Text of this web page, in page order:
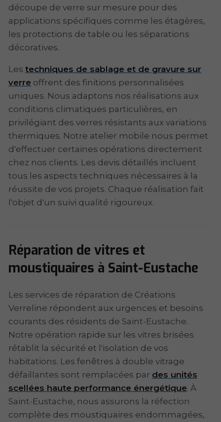
découpe de verre sur mesure pour des
applications spécifiques comme les étagères,
les protections de table ou les séparations
décoratives.
Les techniques de sablage et de gravure sur
verre offrent des finitions personnalisées
uniques. Nous adaptons nos réalisations aux
conditions climatiques particulières, en
privilégiant des verres résistants aux variations
thermiques. Notre atelier mobile nous permet
d'effectuer certaines opérations directement
chez nos clients. Les devis détaillés incluent
tous les aspects techniques nécessaires à la
réussite de vos projets. Chaque réalisation fait
l'objet d'un suivi qualité rigoureux.
Réparation de vitres et
moustiquaires à Saint-Eustache
Les services de réparation de Créations
Verreline répondent aux urgences et besoins
courants des résidents de Saint-Eustache.
Notre opération rapide sur les vitres brisées
rétablit la sécurité et l'isolation de vos
habitations. Les fenêtres à double vitrage
défaillantes sont remplacées par des unités
scellées haute performance énergétique. À
Saint-Eustache, nous assurons la réfection
complète des moustiquaires endommagées,